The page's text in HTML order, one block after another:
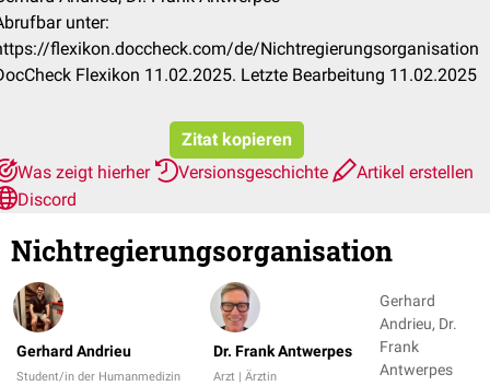
unter:
flexikon.doccheck.com/de/Nichtregierungsorganisation
Flexikon 11.02.2025. Letzte Bearbeitung 11.02.2025
Zitat kopieren
Was zeigt hierher
Versionsgeschichte
Artikel erstellen
Discord
Nichtregierungsorganisation
Gerhard Andrieu
Student/in der Humanmedizin
Dr. Frank Antwerpes
Arzt | Ärztin
Gerhard
Andrieu, Dr.
Frank
Antwerpes